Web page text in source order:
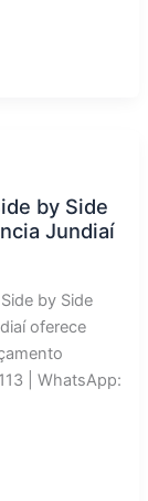
by Side
Jundiaí
by Side
oferece
| WhatsApp: